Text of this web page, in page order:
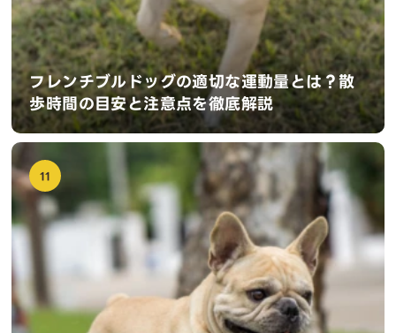
フレンチブルドッグの適切な運動量とは？散
歩時間の目安と注意点を徹底解説
11